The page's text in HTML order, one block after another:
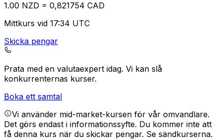
1.00 NZD = 0,821754 CAD
Mittkurs vid 17:34 UTC
Skicka pengar
Prata med en valutaexpert idag. Vi kan slå
konkurrenternas kurser.
Boka ett samtal
Vi använder mid-market-kursen för vår omvandlare.
Det görs endast i informationssyfte. Du kommer inte att
få denna kurs när du skickar pengar. Se sändkurserna.